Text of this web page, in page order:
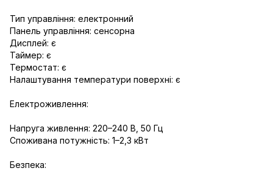
Тип управління: електронний
Панель управління: сенсорна
Дисплей: є
Таймер: є
Термостат: є
Налаштування температури поверхні: є
Електроживлення:
Напруга живлення: 220–240 В, 50 Гц
Споживана потужність: 1–2,3 кВт
Безпека: